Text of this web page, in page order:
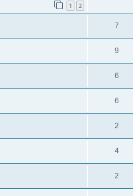
1 2
7
9
6
6
2
4
2